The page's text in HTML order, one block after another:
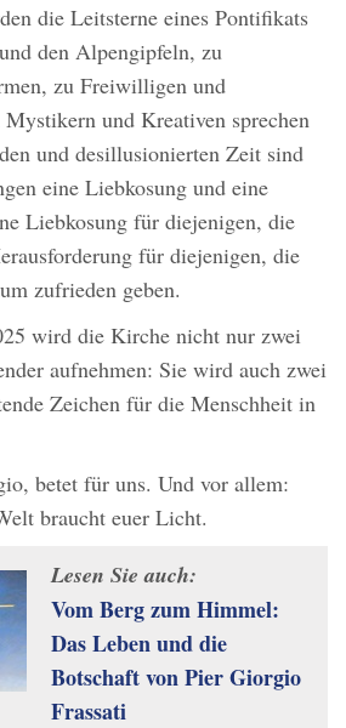
die Leitsterne eines Pontifikats
den Alpengipfeln, zu
zu Freiwilligen und
Mystikern und Kreativen sprechen
und desillusionierten Zeit sind
eine Liebkosung und eine
Liebkosung für diejenigen, die
für diejenigen, die
zufrieden geben.
wird die Kirche nicht nur zwei
aufnehmen: Sie wird auch zwei
Zeichen für die Menschheit in
betet für uns. Und vor allem:
braucht euer Licht.
Lesen Sie auch:
Vom Berg zum Himmel:
Das Leben und die
Botschaft von Pier Giorgio
Frassati